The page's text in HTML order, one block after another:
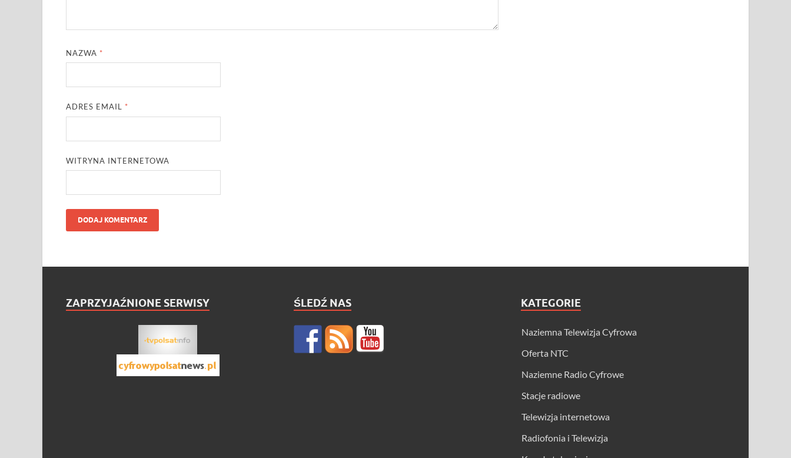
NAZWA *
ADRES EMAIL *
WITRYNA INTERNETOWA
ZAPRZYJAŹNIONE SERWISY ŚLEDŹ NAS KATEGORIE
Naziemna Telewizja Cyfrowa
Oferta NTC
Naziemne Radio Cyfrowe
Stacje radiowe
Telewizja internetowa
Radiofonia i Telewizja